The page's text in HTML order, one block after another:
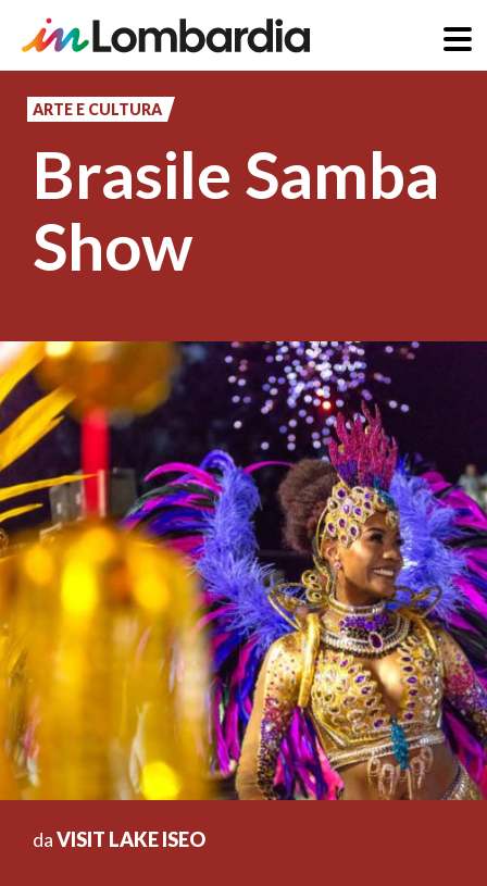
principale
ARTE E CULTURA
Brasile Samba
Show
daVISIT LAKE ISEO